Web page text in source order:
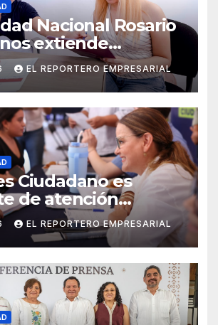
Nacional Rosario
extiende
de ingreso al 31
EL REPORTERO EMPRESARIAL
Ciudadano es
de atención
y clara para las y los
Cecilia Patrón
EL REPORTERO EMPRESARIAL